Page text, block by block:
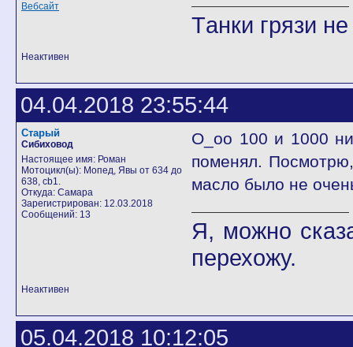
Вебсайт
Тaнки грязи
Неактивен
04.04.2018 23:55:44
Старый
Сибиховод
Настоящее имя: Роман
Мотоцикл(ы): Мопед, Явы от 634 до
638, cb1.
Откуда: Самара
Зарегистрирован: 12.03.2018
Сообщений: 13
О_оо 100 и 1000
поменял.
масло было не
Я, можно
перехожу.
Неактивен
05.04.2018 10:12:05